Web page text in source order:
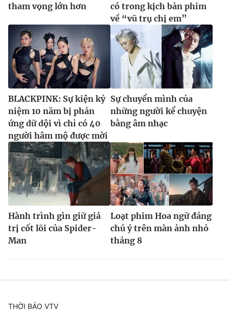
tham vọng lớn hơn
có trong kịch bản phim
về “vũ trụ chị em”
BLACKPINK: Sự kiện kỷ
niệm 10 năm bị phản
ứng dữ dội vì chỉ có 40
người hâm mộ được mời
Sự chuyển mình của
những người kể chuyện
bằng âm nhạc
Hành trình gìn giữ giá
trị cốt lõi của Spider-
Man
Loạt phim Hoa ngữ đáng
chú ý trên màn ảnh nhỏ
tháng 8
THỜI BÁO VTV